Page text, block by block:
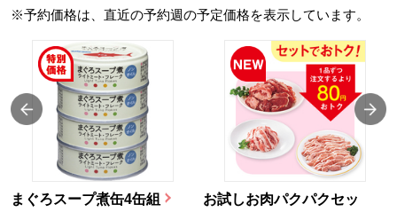
※予約価格は、直近の予約週の予定価格を表示しています。
まぐろスープ煮缶4缶組
お試しお肉パクパクセッ